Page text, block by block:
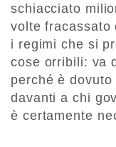
schiacciato
volte fracassato
i regimi che si
cose orribili: va
perché è
davanti a chi
è certamente